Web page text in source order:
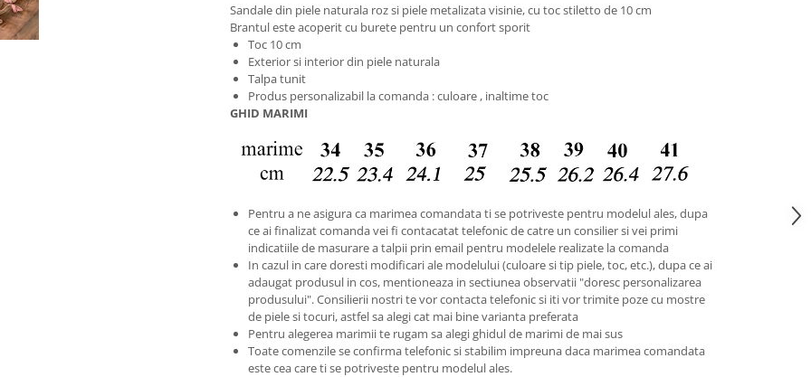
Sandale din piele naturala roz si piele metalizata visinie, cu toc stiletto de 10 cm
Brantul este acoperit cu burete pentru un confort sporit
Toc 10 cm
Exterior si interior din piele naturala
Talpa tunit
Produs personalizabil la comanda : culoare , inaltime toc
GHID MARIMI
Pentru a ne asigura ca marimea comandata ti se potriveste pentru modelul ales, dupa
ce ai finalizat comanda vei fi contacatat telefonic de catre un consilier si vei primi
indicatiile de masurare a talpii prin email pentru modelele realizate la comanda
In cazul in care doresti modificari ale modelului (culoare si tip piele, toc, etc.), dupa ce ai
adaugat produsul in cos, mentioneaza in sectiunea observatii "doresc personalizarea
produsului". Consilierii nostri te vor contacta telefonic si iti vor trimite poze cu mostre
de piele si tocuri, astfel sa alegi cat mai bine varianta preferata
Pentru alegerea marimii te rugam sa alegi ghidul de marimi de mai sus
Toate comenzile se confirma telefonic si stabilim impreuna daca marimea comandata
este cea care ti se potriveste pentru modelul ales.